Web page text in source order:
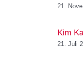
21.
Kim
21. Juli